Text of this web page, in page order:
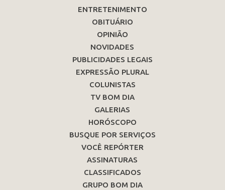
ENTRETENIMENTO
OBITUÁRIO
OPINIÃO
NOVIDADES
PUBLICIDADES LEGAIS
EXPRESSÃO PLURAL
COLUNISTAS
TV BOM DIA
GALERIAS
HORÓSCOPO
BUSQUE POR SERVIÇOS
VOCÊ REPÓRTER
ASSINATURAS
CLASSIFICADOS
GRUPO BOM DIA